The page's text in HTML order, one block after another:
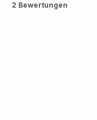
Bewertung
2 Bewertungen